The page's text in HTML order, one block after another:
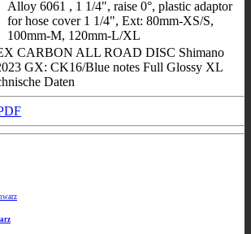
Alloy 6061 , 1 1/4", raise 0°, plastic adaptor
for hose cover 1 1/4", Ext: 80mm-XS/S,
100mm-M, 120mm-L/XL